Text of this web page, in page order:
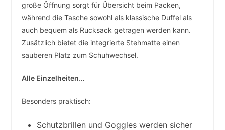
große Öffnung sorgt für Übersicht beim Packen,
während die Tasche sowohl als klassische Duffel als
auch bequem als Rucksack getragen werden kann.
Zusätzlich bietet die integrierte Stehmatte einen
sauberen Platz zum Schuhwechsel.
Alle Einzelheiten…
Besonders praktisch:
Schutzbrillen und Goggles werden sicher